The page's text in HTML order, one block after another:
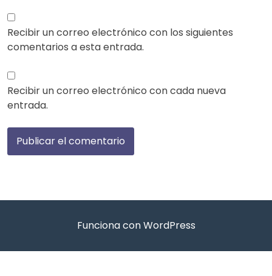
Recibir un correo electrónico con los siguientes
comentarios a esta entrada.
Recibir un correo electrónico con cada nueva
entrada.
Funciona con WordPress